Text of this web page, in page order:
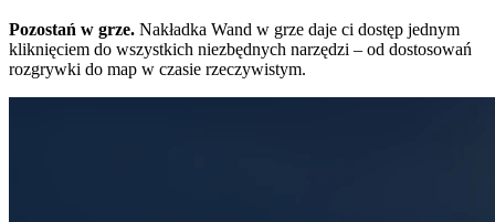
Pozostań w grze. Nakładka Wand w grze daje ci dostęp jednym
kliknięciem do wszystkich niezbędnych narzędzi – od dostosowań
rozgrywki do map w czasie rzeczywistym.